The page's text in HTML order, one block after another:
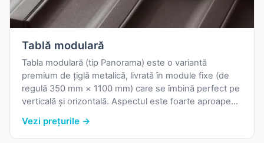
Tablă modulară
Tabla modulară (tip Panorama) este o variantă
premium de țiglă metalică, livrată în module fixe (de
regulă 350 mm × 1100 mm) care se îmbină perfect pe
verticală și orizontală. Aspectul este foarte aproape
Vezi prețurile →